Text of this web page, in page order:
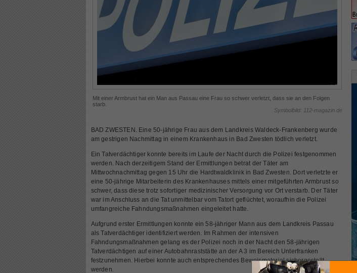
Mit einer Armbrust hat ein Man aus Passau eine Frau so schwer verletzt, dass sie an den Folgen
starb.
Symbolbild: 112-magazin.de
BAD ZWESTEN. Eine 50-jährige Frau aus dem Landkreis Waldeck-Frankenberg wurde
am gestrigen Nachmittag in einem Krankenhaus in Bad Zwesten tödlich verletzt.
Ein Tatverdächtiger konnte bereits im Laufe der Nacht durch die Polizei festgenommen
werden. Nach derzeitigem Stand der Ermittlungen betrat der Täter am
Mittwochnachmittag gegen 15 Uhr die Hardtwaldklinik in Bad Zwesten. Dort verletzte er
eine 50-jährige Mitarbeiterin des Krankenhauses mittels einer mitgeführten Armbrust so
schwer, dass diese trotz sofortiger medizinischer Versorgung vor Ort verstarb. Der Täter
war im Anschluss an die Tat unmittelbar vom Tatort geflüchtet, woraufhin die Polizei
umfangreiche Fahndungsmaßnahmen eingeleitet hatte.
Aufgrund erster Ermittlungen konnte ein 58-jähriger Mann aus dem Landkreis Passau
als Tatverdächtiger identifiziert werden. Im Rahmen der intensiven
Fahndungsmaßnahmen gelang es der Polizei noch in der Nacht den 58-jährigen
Tatverdächtigen auf einer Autobahnraststätte an der A 3 im Bereich Unterfranken
festzunehmen. Hierbei konnte auch entsprechendes Beweismaterial sichergestellt
werden.